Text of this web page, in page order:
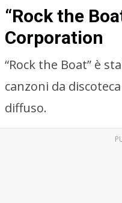
“Rock the
Corporation
“Rock the Boat” è
canzoni da
diffuso.